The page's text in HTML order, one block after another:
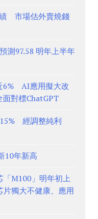
市場估外賣燒錢
測97.58 明年上半年
6% AI應用擬大改
對標ChatGPT
經調整純利
10年新高
M100」明年初上
獨大不健康、應用